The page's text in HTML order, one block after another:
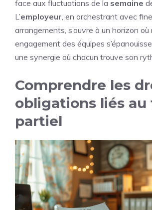
face aux fluctuations de la semaine
L’employeur, en orchestrant avec
arrangements, s’ouvre à un horizon
engagement des équipes
une synergie où chacun trouve son
Comprendre les
obligations liés au
partiel